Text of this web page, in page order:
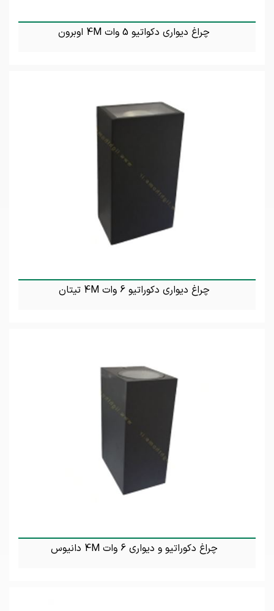
چراغ دیواری دکواتیو 5 وات 4M اوبرون
چراغ دیواری دکوراتیو 6 وات 4M تیتان
چراغ دکوراتیو و دیواری 6 وات 4M دانیوس